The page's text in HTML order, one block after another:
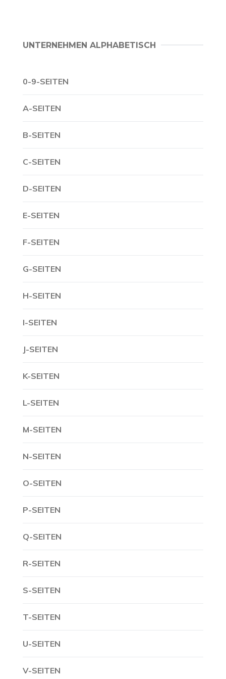
UNTERNEHMEN ALPHABETISCH
0-9-SEITEN
A-SEITEN
B-SEITEN
C-SEITEN
D-SEITEN
E-SEITEN
F-SEITEN
G-SEITEN
H-SEITEN
I-SEITEN
J-SEITEN
K-SEITEN
L-SEITEN
M-SEITEN
N-SEITEN
O-SEITEN
P-SEITEN
Q-SEITEN
R-SEITEN
S-SEITEN
T-SEITEN
U-SEITEN
V-SEITEN